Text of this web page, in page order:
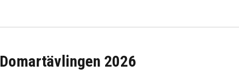
Domartävlingen 2026